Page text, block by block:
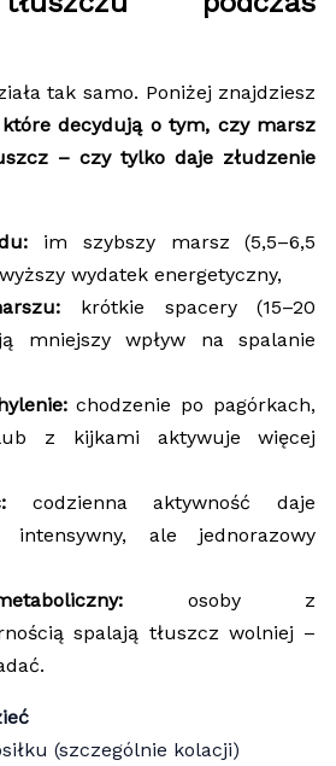
tak samo. Poniżej znajdziesz
decydują o tym, czy marsz
– czy tylko daje złudzenie
im szybszy marsz (5,5–6,5
wydatek energetyczny,
krótkie spacery (15–20
mniejszy wpływ na spalanie
chodzenie po pagórkach,
z kijkami aktywuje więcej
codzienna aktywność daje
ale jednorazowy
osoby z
spalają tłuszcz wolniej –
(szczególnie kolacji)